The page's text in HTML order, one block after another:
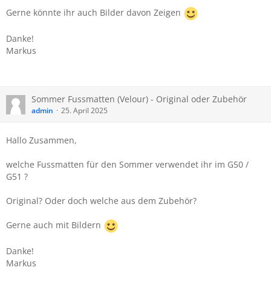
Gerne könnte ihr auch Bilder davon Zeigen
Danke!
Markus
Sommer Fussmatten (Velour) - Original oder Zubehör
admin 25. April 2025
Hallo Zusammen,
welche Fussmatten für den Sommer verwendet ihr im G50 /
G51 ?
Original? Oder doch welche aus dem Zubehör?
Gerne auch mit Bildern
Danke!
Markus